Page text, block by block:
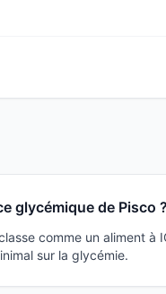
glycémique de Pisco ?
comme un aliment à
sur la glycémie.